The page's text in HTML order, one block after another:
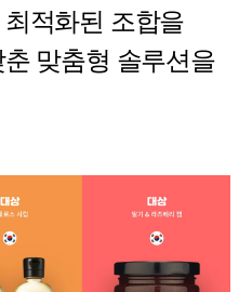
적화된 조합을
맞춤형 솔루션을